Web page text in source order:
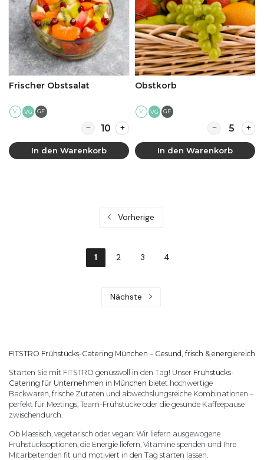
Frischer Obstsalat
V VG GF
Quantity for Frischer Obstsalat
In den Warenkorb
Obstkorb
V VG GF
Quantity for
In den Warenkorb
Vorherige
1 2 3 4
Nächste
FITSTRO Frühstücks-Catering München – Gesund, frisch & energiereich
Starten Sie mit FITSTRO genussvoll in den Tag! Unser Frühstücks-
Catering für Unternehmen in München bietet hochwertige
Backwaren, frische Zutaten und abwechslungsreiche Kombinationen –
perfekt für Meetings, Team-Frühstücke oder die gesunde Kaffeepause
zwischendurch.
Ob klassisch, vegetarisch oder vegan: Wir liefern ausgewogene
Frühstücksoptionen, die Energie liefern, Vitamine spenden und Ihre
Mitarbeitenden fit und motiviert in den Tag starten lassen.